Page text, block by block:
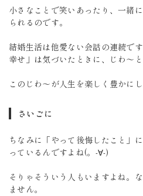
小さなことで笑いあったり、一緒
られるのです。
結婚生活は他愛ない会話の連続で
幸せ」は気づいたときに、じわ～と
このじわ～が人生を楽しく豊かに
さいごに
ちなみに「やって後悔したこと」
っているんですよね(。-∀-)
そりゃそういう人もいますよね。
ません。